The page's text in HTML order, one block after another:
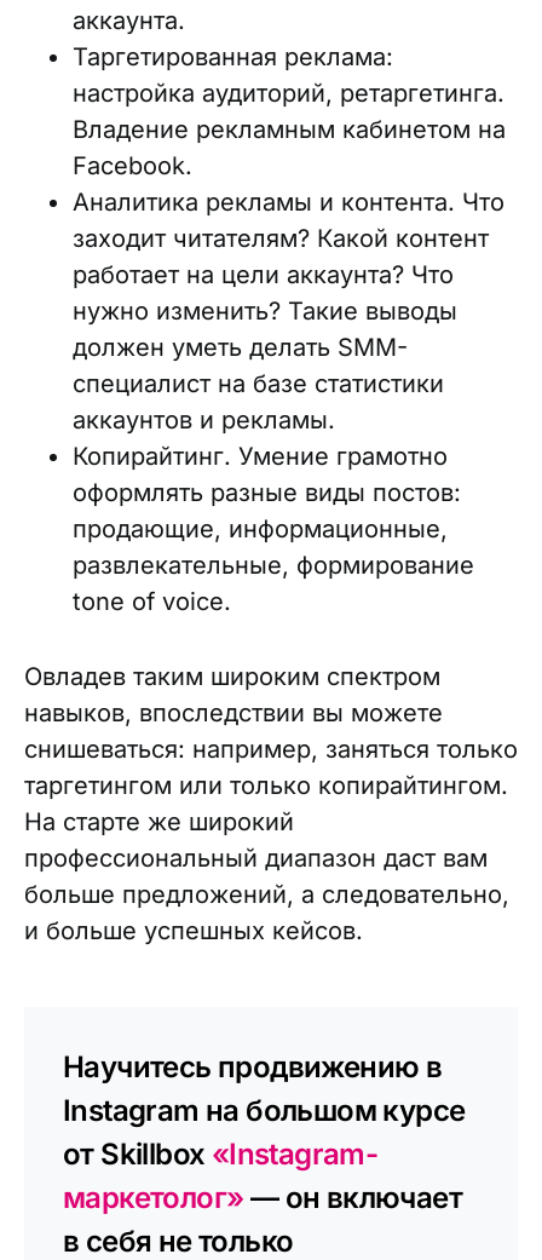
аккаунта.
Таргетированная реклама:
настройка аудиторий, ретаргетинга.
Владение рекламным кабинетом на
Facebook.
Аналитика рекламы и контента. Что
заходит читателям? Какой контент
работает на цели аккаунта? Что
нужно изменить? Такие выводы
должен уметь делать SMM-
специалист на базе статистики
аккаунтов и рекламы.
Копирайтинг. Умение грамотно
оформлять разные виды постов:
продающие, информационные,
развлекательные, формирование
tone of voice.
Овладев таким широким спектром
навыков, впоследствии вы можете
снишеваться: например, заняться только
таргетингом или только копирайтингом.
На старте же широкий
профессиональный диапазон даст вам
больше предложений, а следовательно,
и больше успешных кейсов.
Научитесь продвижению в
Instagram на большом курсе
от Skillbox «Instagram-
маркетолог» — он включает
в себя не только